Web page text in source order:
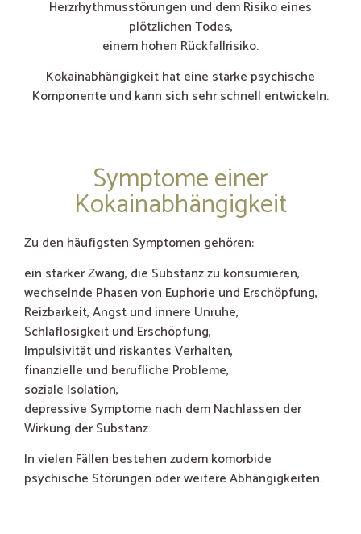
Herzrhythmusstörungen und dem Risiko eines
plötzlichen Todes,
einem hohen Rückfallrisiko.
Kokainabhängigkeit hat eine starke psychische
Komponente und kann sich sehr schnell entwickeln.
Symptome einer
Kokainabhängigkeit
Zu den häufigsten Symptomen gehören:
ein starker Zwang, die Substanz zu konsumieren,
wechselnde Phasen von Euphorie und Erschöpfung,
Reizbarkeit, Angst und innere Unruhe,
Schlaflosigkeit und Erschöpfung,
Impulsivität und riskantes Verhalten,
finanzielle und berufliche Probleme,
soziale Isolation,
depressive Symptome nach dem Nachlassen der
Wirkung der Substanz.
In vielen Fällen bestehen zudem komorbide
psychische Störungen oder weitere Abhängigkeiten.